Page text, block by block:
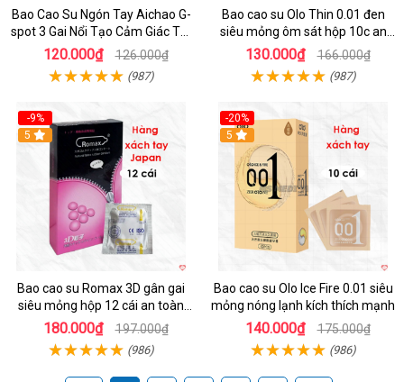
Bao Cao Su Ngón Tay Aichao G-
spot 3 Gai Nổi Tạo Cảm Giác Tột
Đỉnh
120.000₫ 126.000₫
(987)
Bao cao su Olo Thin 0.01 đen
siêu mỏng ôm sát hộp 10c an
toàn
130.000₫ 166.000₫
(987)
-9%
5
Bao cao su Romax 3D gân gai
siêu mỏng hộp 12 cái an toàn
chất lượng
180.000₫ 197.000₫
(986)
-20%
5
Bao cao su Olo Ice Fire 0.01 siêu
mỏng nóng lạnh kích thích mạnh
140.000₫ 175.000₫
(986)